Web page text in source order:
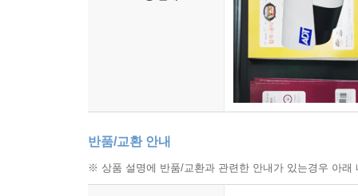
“프릿 바라라는 자신의 경험을 통해 사법체계,
설명한다. 검사를 꿈꾸는 이들, 현직 법조인뿐만
- ［피츠버그 포스트-가제트(Pittsburgh Post-
“이 책은 법조인이 아닌 일반 독자도 흥미롭게
이유는 검사들이 겪는 불확실성에 대한 두려움,
중요한 화두를 던지는 이 책은 유려한 문장 덕에 읽
- ［로페어(Lawfare)］
반품/교환 안내
※ 상품 설명에 반품/교환과 관련한 안내가 있는경우 아